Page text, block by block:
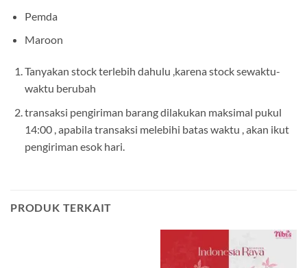
Pemda
Maroon
Tanyakan stock terlebih dahulu ,karena stock sewaktu-
waktu berubah
transaksi pengiriman barang dilakukan maksimal pukul
14:00 , apabila transaksi melebihi batas waktu , akan ikut
pengiriman esok hari.
PRODUK TERKAIT